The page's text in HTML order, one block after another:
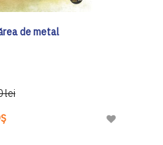
de metal
lei
Adaugă